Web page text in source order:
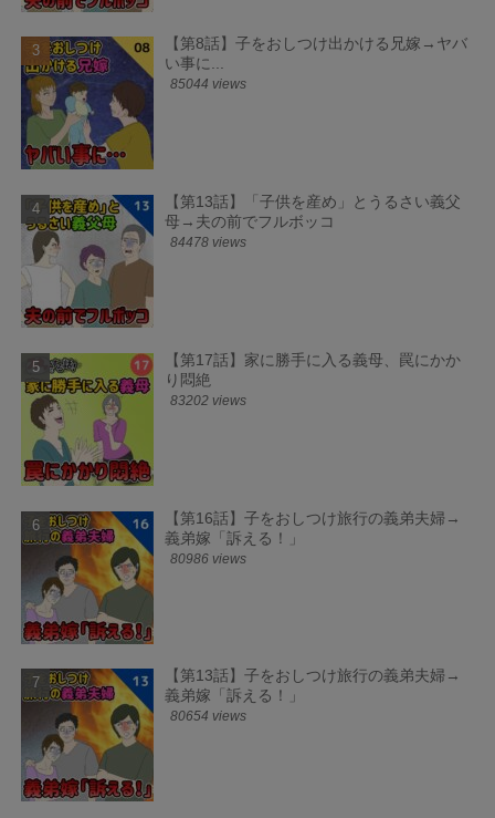
【第8話】子をおしつけ出かける兄嫁→ヤバ
い事に...
85044 views
【第13話】「子供を産め」とうるさい義父
母→夫の前でフルボッコ
84478 views
【第17話】家に勝手に入る義母、罠にかか
り悶絶
83202 views
【第16話】子をおしつけ旅行の義弟夫婦→
義弟嫁「訴える！」
80986 views
【第13話】子をおしつけ旅行の義弟夫婦→
義弟嫁「訴える！」
80654 views